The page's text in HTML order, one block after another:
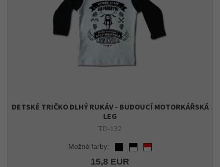
DETSKÉ TRIČKO DLHÝ RUKÁV - BUDOUCÍ MOTORKÁŘSKÁ
LEG
TD-132
Možné farby:
15,8 EUR